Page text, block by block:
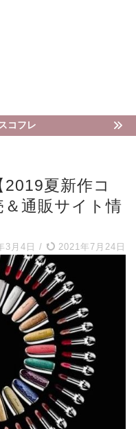
コフレ
夏新作コ
＆通販サイト情
3月4日 / 2021年7月24日